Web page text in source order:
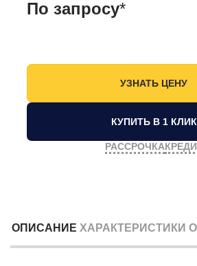
По запросу*
КУПИТЬ В 1 КЛИК
РАССРОЧКА
ОПИСАНИЕ ХАРАКТЕРИСТИКИ